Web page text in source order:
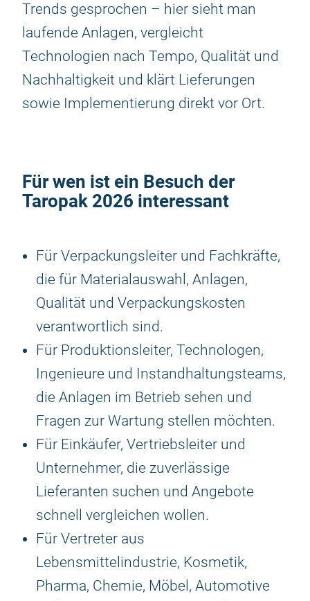
Trends gesprochen – hier sieht man
laufende Anlagen, vergleicht
Technologien nach Tempo, Qualität und
Nachhaltigkeit und klärt Lieferungen
sowie Implementierung direkt vor Ort.
Für wen ist ein Besuch der
Taropak 2026 interessant
Für Verpackungsleiter und Fachkräfte,
die für Materialauswahl, Anlagen,
Qualität und Verpackungskosten
verantwortlich sind.
Für Produktionsleiter, Technologen,
Ingenieure und Instandhaltungsteams,
die Anlagen im Betrieb sehen und
Fragen zur Wartung stellen möchten.
Für Einkäufer, Vertriebsleiter und
Unternehmer, die zuverlässige
Lieferanten suchen und Angebote
schnell vergleichen wollen.
Für Vertreter aus
Lebensmittelindustrie, Kosmetik,
Pharma, Chemie, Möbel, Automotive